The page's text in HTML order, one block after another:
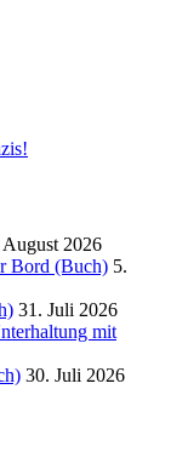
August 2026
Bord (Buch) 5.
31. Juli 2026
mit
30. Juli 2026